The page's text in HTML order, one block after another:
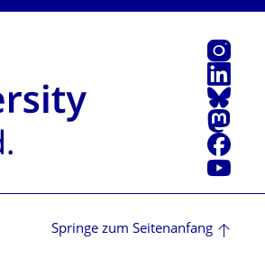
Instagram
LinkedIn
Bluesky
Mastodon
Facebook
Youtube
Springe zum Seitenanfang